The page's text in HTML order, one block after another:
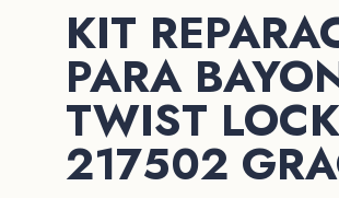
KIT
PARA
TWIST
217502